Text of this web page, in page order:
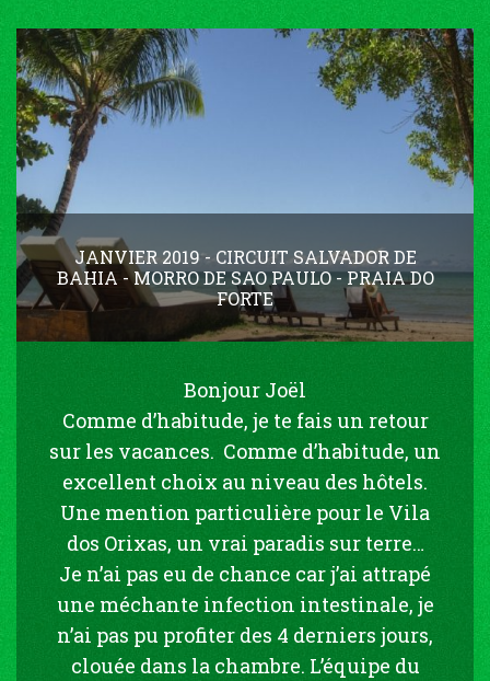
JANVIER 2019 - CIRCUIT SALVADOR DE
BAHIA - MORRO DE SAO PAULO - PRAIA DO
FORTE
Bonjour Joël
Comme d’habitude, je te fais un retour
sur les vacances. Comme d’habitude, un
excellent choix au niveau des hôtels.
Une mention particulière pour le Vila
dos Orixas, un vrai paradis sur terre…
Je n’ai pas eu de chance car j’ai attrapé
une méchante infection intestinale, je
n’ai pas pu profiter des 4 derniers jours,
clouée dans la chambre. L’équipe du